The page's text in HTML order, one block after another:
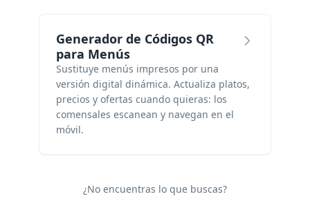
Generador de Códigos QR
para Menús
Sustituye menús impresos por una
versión digital dinámica. Actualiza platos,
precios y ofertas cuando quieras: los
comensales escanean y navegan en el
móvil.
¿No encuentras lo que buscas?